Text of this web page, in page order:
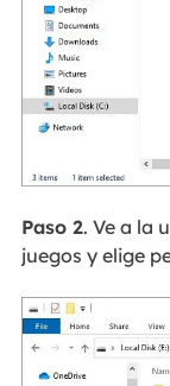
Paso 2. Ve a la
juegos y elige